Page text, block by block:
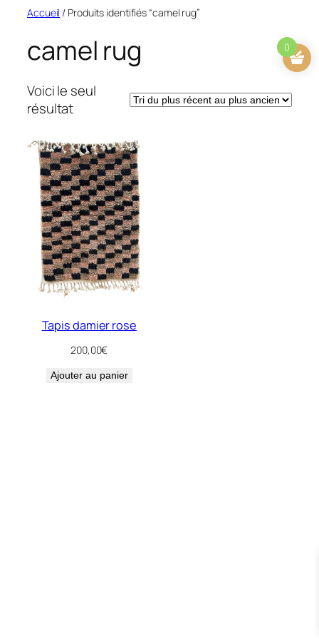
Aller
contenu
Accueil / Produits identifiés “camel rug”
camel rug
Voici le seul
résultat
Tapis damier rose
200,00€
Ajouter au panier
0